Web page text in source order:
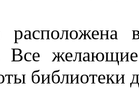
Все
библиотеки